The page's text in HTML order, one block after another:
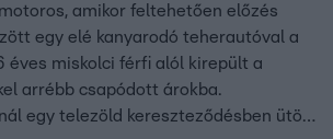
amikor feltehetően előzés
egy elé kanyarodó teherautóval a
éves miskolci férfi alól kirepült a
arrébb csapódott árokba.
egy telezöld kereszteződésben ütött